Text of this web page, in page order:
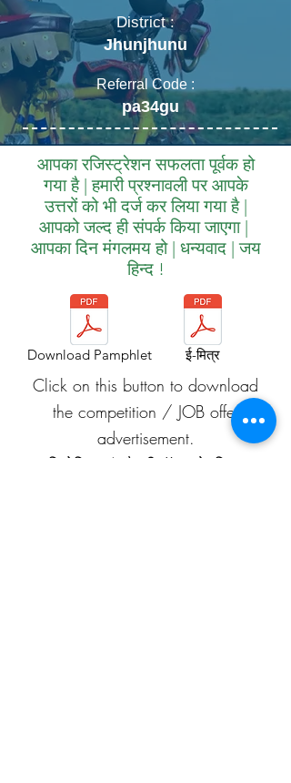
District :
Jhunjhunu
Referral Code :
pa34gu
आपका रजिस्ट्रेशन सफलता पूर्वक हो
गया है | हमारी प्रश्नावली पर आपके
उत्तरों को भी दर्ज कर लिया गया है |
आपको जल्द ही संपर्क किया जाएगा |
आपका दिन मंगलमय हो | धन्यवाद | जय
हिन्द !
Download Pamphlet ई-मित्र
Click on this button to download
the competition / JOB offer
advertisement.
प्रतियोगिता / नौकरी-ऑफ़र के विज्ञापन